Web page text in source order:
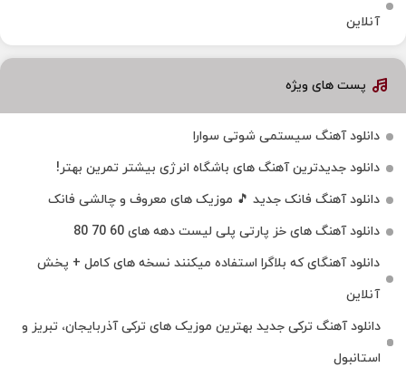
آنلاین
پست های ویژه
دانلود آهنگ سیستمی شوتی سوارا
دانلود جدیدترین آهنگ‌ های باشگاه انرژی بیشتر تمرین بهتر!
دانلود آهنگ فانک جدید 🎵 موزیک‌ های معروف و چالشی فانک
دانلود آهنگ های خز پارتی پلی لیست دهه های 60 70 80
دانلود آهنگای که بلاگرا استفاده میکنند نسخه های کامل + پخش
آنلاین
دانلود آهنگ ترکی جدید بهترین موزیک‌ های ترکی آذربایجان، تبریز و
استانبول